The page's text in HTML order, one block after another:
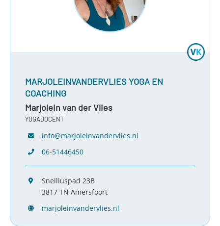
MARJOLEINVANDERVLIES YOGA EN
COACHING
Marjolein van der Vlies
YOGADOCENT
info@marjoleinvandervlies.nl
06-51446450
Snelliuspad 23B
3817 TN Amersfoort
marjoleinvandervlies.nl